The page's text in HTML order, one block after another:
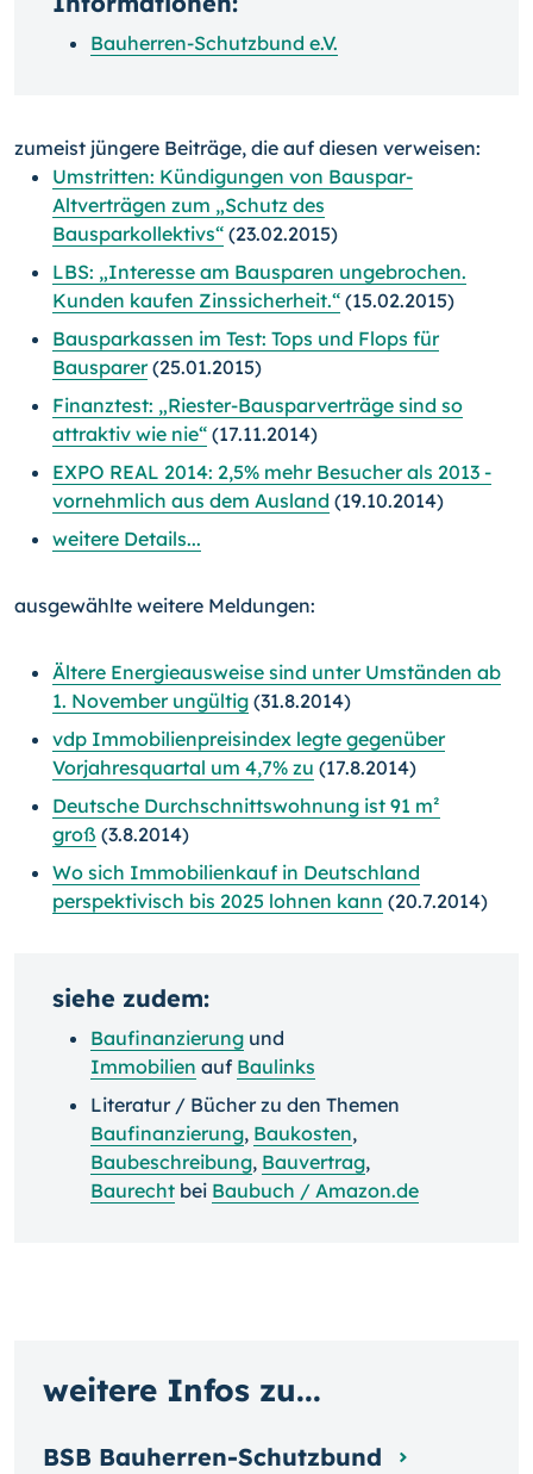
Bauherren-Schutzbund e.V.
zumeist jüngere Beiträge, die auf diesen verweisen:
Umstritten: Kündigungen von Bauspar-
Altverträgen zum „Schutz des
Bausparkollektivs“ (23.02.2015)
LBS: „Interesse am Bausparen ungebrochen.
Kunden kaufen Zinssicherheit.“ (15.02.2015)
Bausparkassen im Test: Tops und Flops für
Bausparer(25.01.2015)
Finanztest: „Riester-Bausparverträge sind so
attraktiv wie nie“ (17.11.2014)
EXPO REAL 2014: 2,5% mehr Besucher als 2013 -
vornehmlich aus dem Ausland (19.10.2014)
weitere Details...
ausgewählte weitere Meldungen:
Ältere Energieausweise sind unter Umständen ab
1. November ungültig (31.8.2014)
vdp Immobilienpreisindex legte gegenüber
Vorjahresquartal um 4,7% zu (17.8.2014)
Deutsche Durchschnittswohnung ist 91 m²
groß (3.8.2014)
Wo sich Immobilienkauf in Deutschland
perspektivisch bis 2025 lohnen kann (20.7.2014)
siehe zudem:
Baufinanzierung und
Immobilien auf Baulinks
Literatur / Bücher zu den Themen
Baufinanzierung, Baukosten,
Baubeschreibung, Bauvertrag,
Baurecht bei Baubuch / Amazon.de
weitere Infos zu...
BSB Bauherren-Schutzbund